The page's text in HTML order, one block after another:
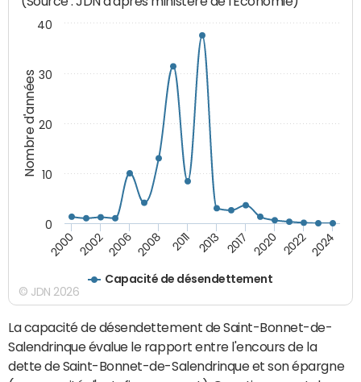
Nombre d'années
Capacité de désendettement
2000 2002 2006 2008 2011 2013 2017 2020 2022 2024
0
10
20
30
40
© JDN 2026
La capacité de désendettement de Saint-Bonnet-de-
Salendrinque évalue le rapport entre l'encours de la
dette de Saint-Bonnet-de-Salendrinque et son épargne